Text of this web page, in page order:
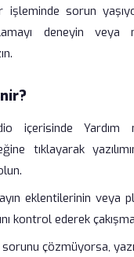
işleminde sorun
deneyin veya
içerisinde Yardım
tıklayarak
eklentilerinin veya
kontrol ederek
çözmüyorsa,